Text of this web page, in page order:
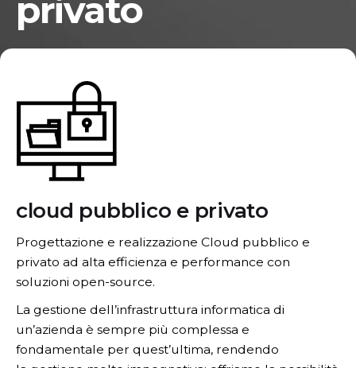
privato
cloud pubblico e privato
Progettazione e realizzazione Cloud pubblico e
privato ad alta efficienza e performance con
soluzioni open-source.
La gestione dell’infrastruttura informatica di
un’azienda è sempre più complessa e
fondamentale per quest’ultima, rendendo